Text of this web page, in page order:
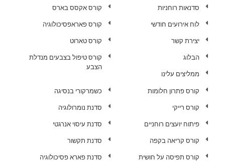
סדנאות רוחניות
לוח אירועים חודשי
יצירת קשר
הבלוג
ממליצים עלינו
קורס אקסס בארס
קורס פאראפסיכולוגיה
קורס טארוט
קורס טיפול בצבעים מנדלת
הצבע
קורס פתרון חלומות
קורס רייקי
פיתוח יועצים רוחניים
קורס קריאה בקפה
קורס תפיסה על חושית
כשמרקורי בנסיגה
סדנת נומרולוגיה
סדנת עיסוי אנרגטי
סדנת תקשור
סדנת פארא פסיכולוגיה